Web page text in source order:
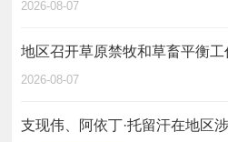
2026-08-07
地区召开草原禁牧和草畜平衡
2026-08-07